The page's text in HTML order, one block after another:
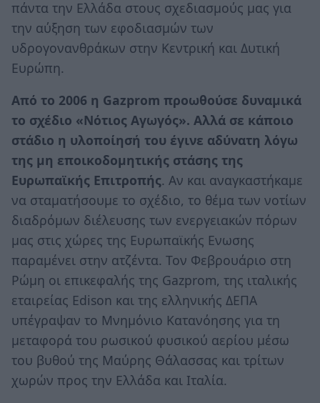
πάντα την Ελλάδα στους σχεδιασμούς μας για
την αύξηση των εφοδιασμών των
υδρογονανθράκων στην Κεντρική και Δυτική
Ευρώπη.
Από το 2006 η Gazprom προωθούσε δυναμικά
το σχέδιο «Νότιος Αγωγός». Αλλά σε κάποιο
στάδιο η υλοποίησή του έγινε αδύνατη λόγω
της μη εποικοδομητικής στάσης της
Ευρωπαϊκής Επιτροπής. Αν και αναγκαστήκαμε
να σταματήσουμε το σχέδιο, το θέμα των νοτίων
διαδρόμων διέλευσης των ενεργειακών πόρων
μας στις χώρες της Ευρωπαϊκής Ενωσης
παραμένει στην ατζέντα. Τον Φεβρουάριο στη
Ρώμη οι επικεφαλής της Gazprom, της ιταλικής
εταιρείας Edison και της ελληνικής ΔΕΠΑ
υπέγραψαν το Μνημόνιο Κατανόησης για τη
μεταφορά του ρωσικού φυσικού αερίου μέσω
του βυθού της Μαύρης Θάλασσας και τρίτων
χωρών προς την Ελλάδα και Ιταλία.